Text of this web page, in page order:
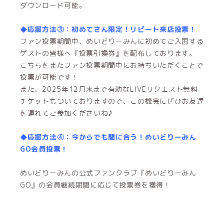
ダウンロード可能。
◆応援方法③：初めてさん限定！リピート来店投票！
ファン投票期間中、めいどりーみんに初めてご入国する
ゲストの皆様へ『投票引換券』を配布しております。
こちらをまたファン投票期間中にお持ちいただくことで
投票が可能です！
また、2025年12月末まで有効なLIVEリクエスト無料
チケットもついておりますので、この機会にぜひお友達
を連れてご参加くださいね♪
◆応援方法④：今からでも間に合う！めいどりーみん
GO会員投票！
めいどりーみんの公式ファンクラブ『めいどりーみん
GO』の会員継続期間に応じて投票券を獲得！